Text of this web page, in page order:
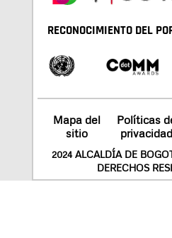
RECONOCIMIENTO DEL
Mapa del
sitio
Políticas
privacidad
2024 ALCALDÍA DE
DERECHOS